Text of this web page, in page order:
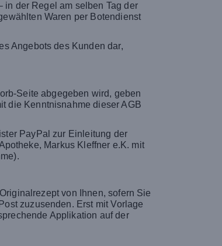
in der Regel am selben Tag der
Waren per Botendienst
Angebots des Kunden dar,
Seite abgegeben wird, geben
die Kenntnisnahme dieser AGB
PayPal zur Einleitung der
Markus Kleffner e.K. mit
von Ihnen, sofern Sie
zuzusenden. Erst mit Vorlage
Applikation auf der